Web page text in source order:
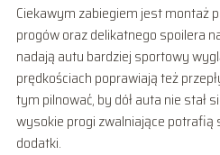
Ciekawym zabiegiem jest montaż
progów oraz delikatnego spoilera
nadają autu bardziej sportowy
prędkościach poprawiają też
tym pilnować, by dół auta nie stał
wysokie progi zwalniające potrafią
dodatki.